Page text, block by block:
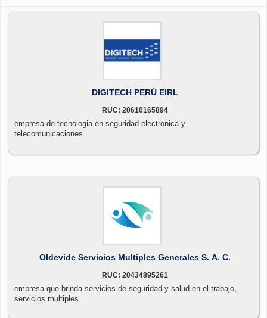
DIGITECH PERÚ EIRL
RUC: 20610165894
empresa de tecnologia en seguridad electronica y
telecomunicaciones
Oldevide Servicios Multiples Generales S. A. C.
RUC: 20434895261
empresa que brinda servicios de seguridad y salud en el trabajo,
servicios multiples